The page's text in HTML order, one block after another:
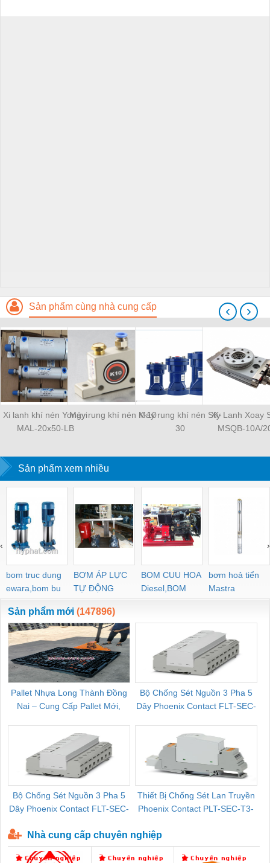
Sản phẩm cùng nhà cung cấp
Xi lanh khí nén Yongyi
MAL-20x50-LB
Máy rung khí nén K-10Máy rung khí nén SK-
30
Xy Lanh Xoay
MSQB-10A/
‹ ›
Sản phẩm xem nhiều
bom truc dung
ewara,bom bu
ewara
BƠM ÁP LỰC
TỰ ĐỘNG
BOM CUU HOA
Diesel,BOM
CHUA CHAY
bơm hoả tiển
Mastra
‹ ›
Sản phẩm mới (147896)
Pallet Nhựa Long Thành Đồng
Nai – Cung Cấp Pallet Mới,
Bộ Chống Sét Nguồn 3 Pha 5
Dây Phoenix Contact FLT-SEC-
Bộ Chống Sét Nguồn 3 Pha 5
Dây Phoenix Contact FLT-SEC-
Thiết Bị Chống Sét Lan Truyền
Phoenix Contact PLT-SEC-T3-
Nhà cung cấp chuyên nghiệp